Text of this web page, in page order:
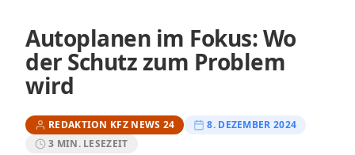
Autoplanen im Fokus: Wo
der Schutz zum Problem
wird
REDAKTION KFZ NEWS 24
8. DEZEMBER 2024
3 MIN. LESEZEIT